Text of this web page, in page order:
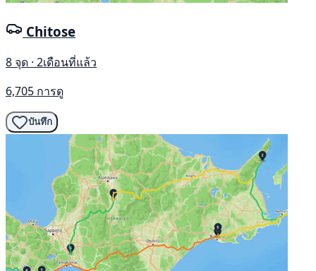
Chitose
8 จุด · 2เดือนที่แล้ว
6,705 การดู
บันทึก